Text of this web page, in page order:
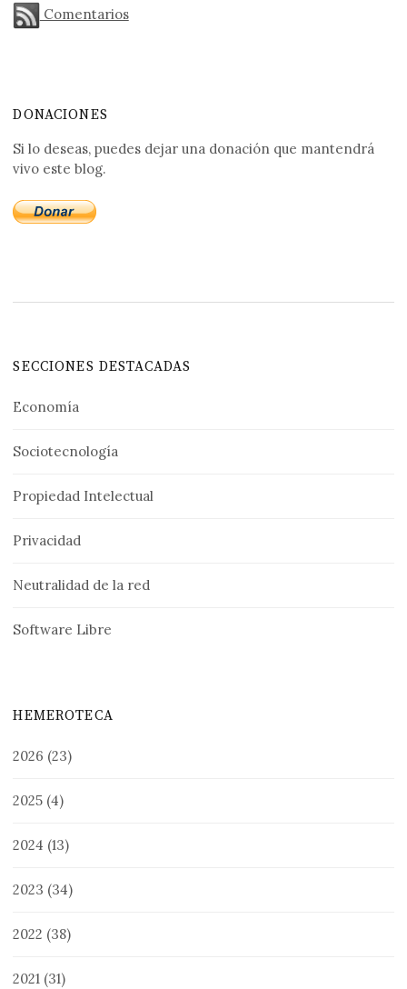
Comentarios
DONACIONES
Si lo deseas, puedes dejar una donación que mantendrá
vivo este blog.
SECCIONES DESTACADAS
Economía
Sociotecnología
Propiedad Intelectual
Privacidad
Neutralidad de la red
Software Libre
HEMEROTECA
2026 (23)
2025 (4)
2024 (13)
2023 (34)
2022 (38)
2021 (31)